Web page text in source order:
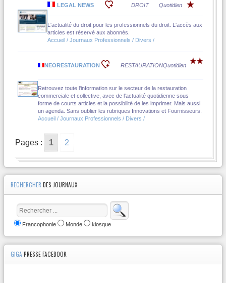
LEGAL NEWS DROIT Quotidien
L'actualité du droit pour les professionnels du droit. L'accès aux
articles est réservé aux abonnés.
Accueil / Journaux Professionnels / Divers /
NEORESTAURATION RESTAURATIONQuotidien
Retrouvez toute l'information sur le secteur de la restauration
commerciale et collective, avec de l'actualité quotidienne sous
forme de courts articles et la possibilité de les imprimer. Mais aussi
un agenda. Sans oublier les rubriques Innovations et Fournisseurs.
Accueil / Journaux Professionnels / Divers /
Pages : 1 2
RECHERCHER DES JOURNAUX
Francophonie Monde kiosque
GIGAPRESSE FACEBOOK